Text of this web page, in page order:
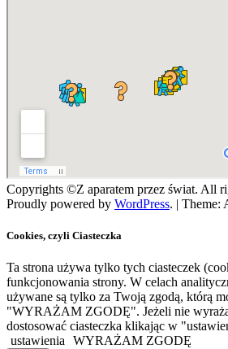
Copyrights ©Z aparatem przez świat. All
Proudly powered by WordPress. | Theme:
Cookies, czyli Ciasteczka
Ta strona używa tylko tych ciasteczek
funkcjonowania strony. W celach
używane są tylko za Twoją zgodą, którą
"WYRAŻAM ZGODĘ". Jeżeli nie
dostosować ciasteczka klikając w
ustawienia
WYRAŻAM ZGODĘ